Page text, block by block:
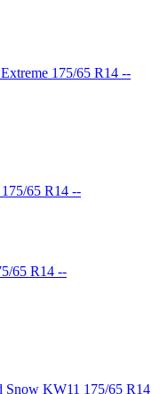
175/65 R14 --
65 R14 --